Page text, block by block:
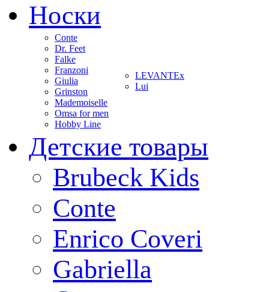
Носки
Conte
Dr. Feet
Falke
Franzoni
Giulia
Grinston
Mademoiselle
Omsa for men
Hobby Line
LEVANTEx
Lui
Детские товары
Brubeck Kids
Conte
Enrico Coveri
Gabriella